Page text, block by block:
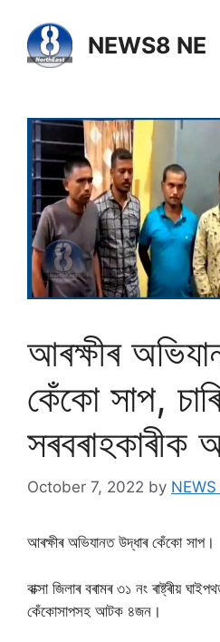
NEWS8 NE
আৰক্ষীৰ
কেঁকো সাপ,
October 7, 2022 by
আৰক্ষীৰ অভিযানত উদ্ধাৰ কেঁকো সাপ।
বাক্সা জিলাৰ বৰামৰ ৩১ নং ৰাষ্ট্ৰীয়
কেঁকোসাপসহ আটক ৪জন।